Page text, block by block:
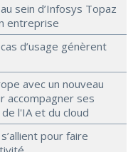
sein d’Infosys Topaz
entreprise
d’usage génèrent
avec un nouveau
accompagner ses
l'IA et du cloud
pour faire